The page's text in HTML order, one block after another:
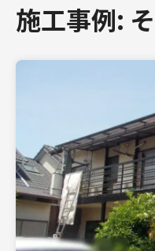
施工事例: